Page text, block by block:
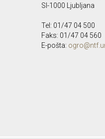
SI-1000 Ljubljana
Tel: 01/47 04 500
Faks: 01/47 04 560
E-pošta: